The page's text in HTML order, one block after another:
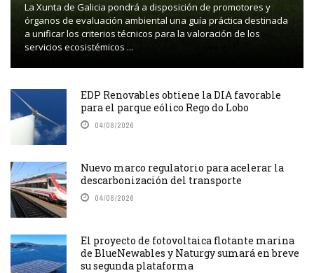
La Xunta de Galicia pondrá a disposición de promotores y
órganos de evaluación ambiental una guía práctica destinada
a unificar los criterios técnicos para la valoración de los
servicios ecosistémicos ...
EDP Renovables obtiene la DIA favorable
para el parque eólico Rego do Lobo
04/08/2026
Nuevo marco regulatorio para acelerar la
descarbonización del transporte
04/08/2026
El proyecto de fotovoltaica flotante marina
de BlueNewables y Naturgy sumará en breve
su segunda plataforma